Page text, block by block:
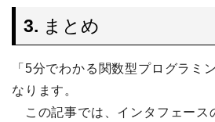
3. まとめ
「5分でわかる関数型プログラミ
なります。
この記事では、インタフェース